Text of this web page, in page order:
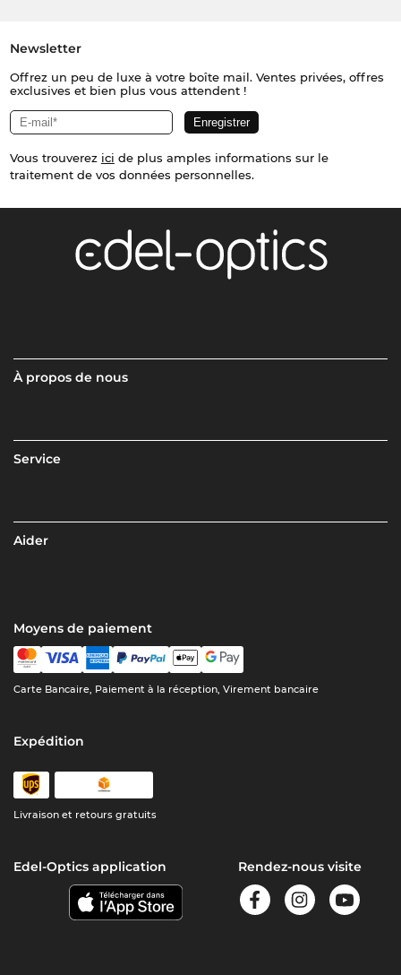
Newsletter
Offrez un peu de luxe à votre boîte mail. Ventes privées, offres
exclusives et bien plus vous attendent !
Vous trouverez ici de plus amples informations sur le
traitement de vos données personnelles.
À propos de nous
Service
Aider
Moyens de paiement
Carte Bancaire, Paiement à la réception, Virement bancaire
Expédition
Livraison et retours gratuits
Edel-Optics application Rendez-nous visite